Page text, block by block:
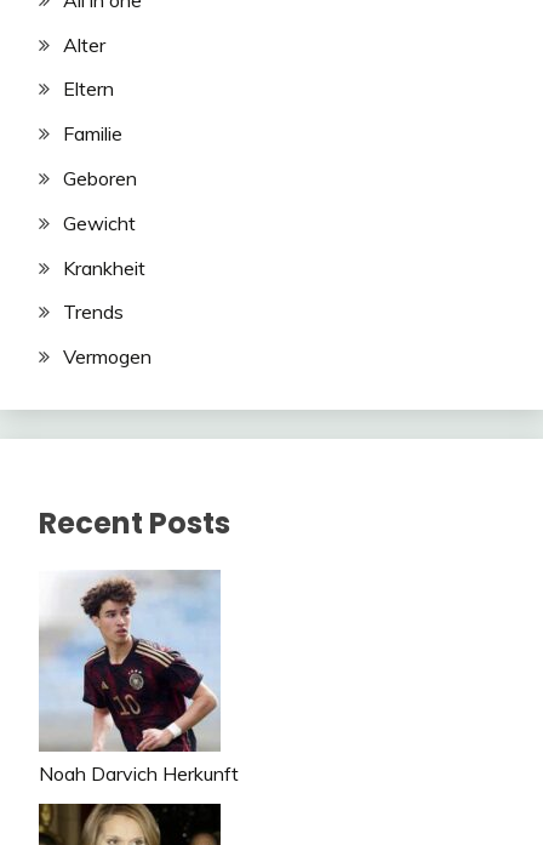
Alter
Eltern
Familie
Geboren
Gewicht
Krankheit
Trends
Vermogen
Recent Posts
Noah Darvich Herkunft